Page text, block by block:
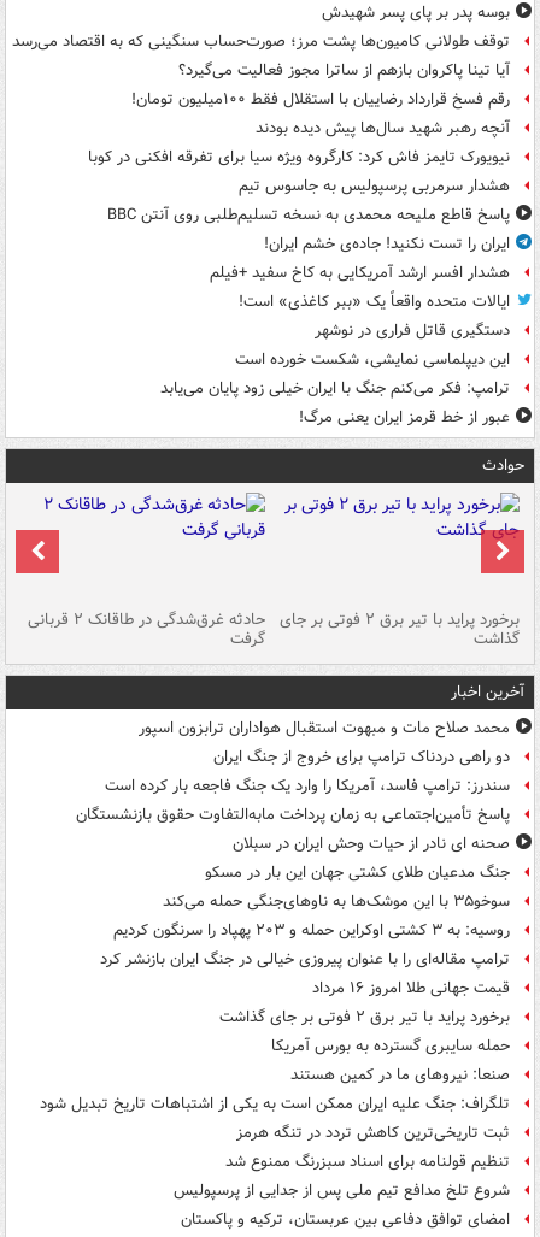
بوسه‌ پدر بر پای پسر شهیدش
توقف طولانی کامیون‌ها پشت مرز؛ صورت‌حساب سنگینی که به اقتصاد می‌رسد
آیا تینا پاکروان بازهم از ساترا مجوز فعالیت می‌گیرد؟
رقم فسخ قرارداد رضاییان با استقلال فقط ۱۰۰میلیون تومان!
آنچه رهبر شهید سال‌ها پیش دیده بودند
نیویورک تایمز فاش کرد: کارگروه ویژه سیا برای تفرقه افکنی در کوبا
هشدار سرمربی پرسپولیس به جاسوس تیم
پاسخ قاطع ملیحه محمدی به نسخه تسلیم‌طلبی روی آنتن BBC
ایران را تست نکنید! جاده‌ی خشم ایران!
هشدار افسر ارشد آمریکایی به کاخ سفید +فیلم
ایالات متحده واقعاً یک «ببر کاغذی» است!
دستگیری قاتل فراری در نوشهر
این دیپلماسی نمایشی، شکست خورده است
ترامپ: فکر می‌کنم جنگ با ایران خیلی زود پایان می‌یابد
عبور از خط قرمز ایران یعنی مرگ!
حوادث
برخورد پراید با تیر برق ۲ فوتی بر جای
گذاشت
حادثه غرق‌شدگی در طاقانک ۲ قربانی
گرفت
آخرین اخبار
محمد صلاح مات و مبهوت استقبال هواداران ترابزون اسپور
دو راهی دردناک ترامپ برای خروج از جنگ ایران
سندرز: ترامپ فاسد، آمریکا را وارد یک جنگ فاجعه بار کرده است
پاسخ تأمین‌اجتماعی به زمان پرداخت مابه‌التفاوت حقوق بازنشستگان
صحنه ای نادر از حیات وحش ایران در سبلان
جنگ مدعیان طلای کشتی جهان این بار در مسکو
سوخو۳۵ با این موشک‌ها به ناوهای‌جنگی حمله می‌کند
روسیه: به ۳ کشتی اوکراین حمله و ۲۰۳ پهپاد را سرنگون کردیم
ترامپ مقاله‌ای را با عنوان پیروزی خیالی در جنگ ایران بازنشر کرد
قیمت جهانی طلا امروز ۱۶ مرداد
برخورد پراید با تیر برق ۲ فوتی بر جای گذاشت
حمله سایبری گسترده به بورس آمریکا
صنعا: نیروهای ما در کمین‌ هستند
تلگراف: جنگ علیه ایران ممکن است به یکی از اشتباهات تاریخ تبدیل شود
ثبت تاریخی‌ترین کاهش تردد در تنگه هرمز
تنظیم قولنامه برای اسناد سبزرنگ ممنوع شد
شروع تلخ مدافع تیم ملی پس از جدایی از پرسپولیس
امضای توافق دفاعی بین عربستان، ترکیه و پاکستان